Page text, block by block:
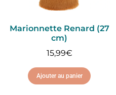
Marionnette Renard (27
cm)
15,99€
Ajouter au panier